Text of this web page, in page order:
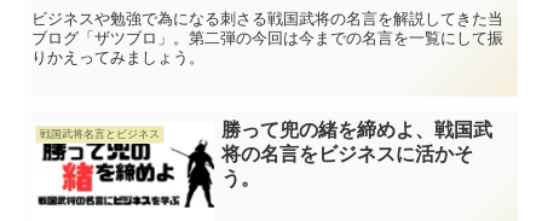
ビジネスや勉強で為になる刺さる戦国武将の名言を解説してきた当
ブログ「ザツブロ」。第二弾の今回は今までの名言を一覧にして振
りかえってみましょう。
戦国武将名言とビジネス
勝って兜の緒を締めよ、戦国武
将の名言をビジネスに活かそ
う。